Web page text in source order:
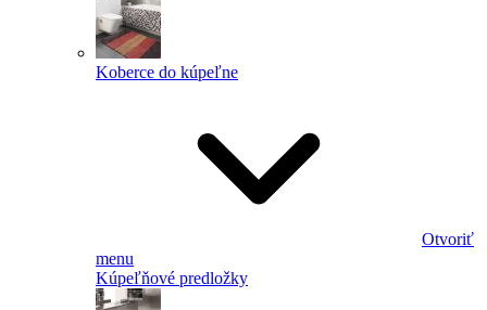
Koberce do kúpeľne
Otvoriť
menu
Kúpeľňové predložky